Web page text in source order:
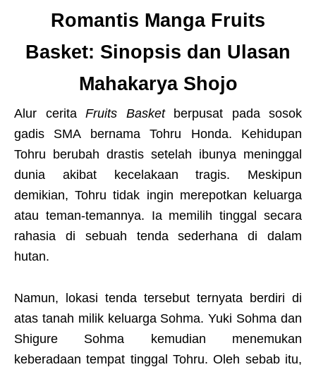
Romantis Manga Fruits
Basket: Sinopsis dan Ulasan
Mahakarya Shojo
Alur cerita Fruits Basketberpusat pada sosok
gadis SMA bernama Tohru Honda. Kehidupan
Tohru berubah drastis setelah ibunya meninggal
dunia akibat kecelakaan tragis. Meskipun
demikian, Tohru tidak ingin merepotkan keluarga
atau teman-temannya. Ia memilih tinggal secara
rahasia di sebuah tenda sederhana di dalam
hutan.
Namun, lokasi tenda tersebut ternyata berdiri di
atas tanah milik keluarga Sohma. Yuki Sohma dan
Shigure Sohma kemudian menemukan
keberadaan tempat tinggal Tohru. Oleh sebab itu,